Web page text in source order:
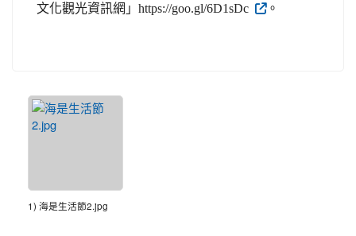
文化觀光資訊網」https://goo.gl/6D1sDc
。
1) 海是生活節2.jpg